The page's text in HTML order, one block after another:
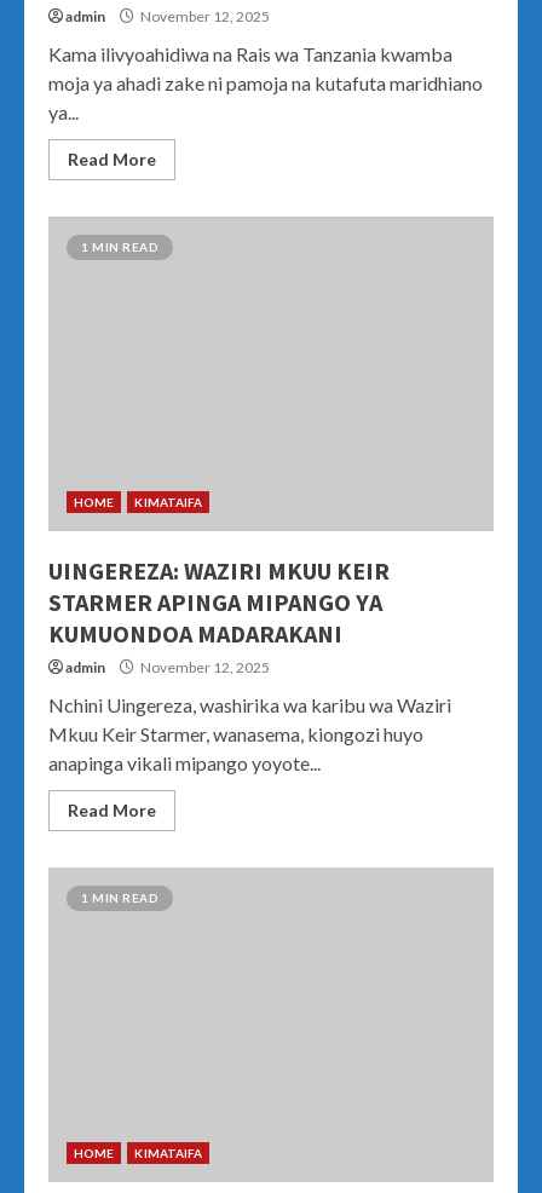
admin November 12, 2025
Kama ilivyoahidiwa na Rais wa Tanzania kwamba
moja ya ahadi zake ni pamoja na kutafuta maridhiano
ya...
Read More
1 MIN READ
HOME KIMATAIFA
UINGEREZA: WAZIRI MKUU KEIR
STARMER APINGA MIPANGO YA
KUMUONDOA MADARAKANI
admin November 12, 2025
Nchini Uingereza, washirika wa karibu wa Waziri
Mkuu Keir Starmer, wanasema, kiongozi huyo
anapinga vikali mipango yoyote...
Read More
1 MIN READ
HOME KIMATAIFA